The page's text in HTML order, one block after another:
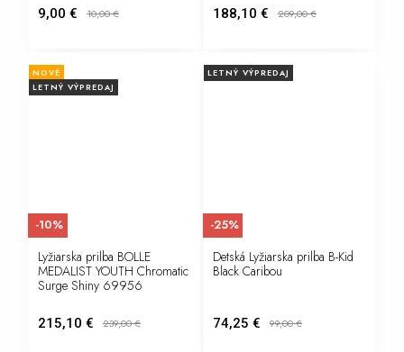
9,00 € 10,00€ 188,10 € 209,00€
NOVÉ
LETNÝ VÝPREDAJ
Lyžiarska prilba BOLLE
MEDALIST YOUTH Chromatic
Surge Shiny 69956
215,10 € 239,00€
-10%
LETNÝ VÝPREDAJ
Detská Lyžiarska prilba B-Kid
Black Caribou
74,25 € 99,00€
-25%